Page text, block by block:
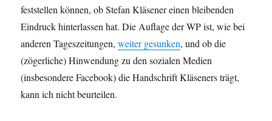
feststellen können, ob Stefan Kläsener einen bleibenden
Eindruck hinterlassen hat. Die Auflage der WP ist, wie bei
anderen Tageszeitungen,weiter gesunken, und ob die
(zögerliche) Hinwendung zu den sozialen Medien
(insbesondere Facebook) die Handschrift Kläseners trägt,
kann ich nicht beurteilen.